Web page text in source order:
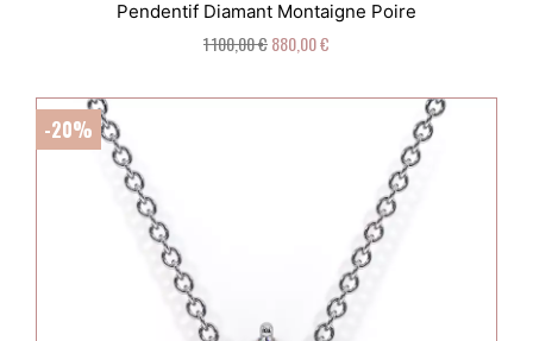
Pendentif Diamant Montaigne Poire
1 100,00 €880,00 €
-20%